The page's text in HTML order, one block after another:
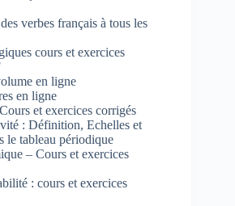
verbes français à tous les
cours et exercices
en ligne
en ligne
et exercices corrigés
: Définition, Echelles et
le tableau périodique
– Cours et exercices
: cours et exercices